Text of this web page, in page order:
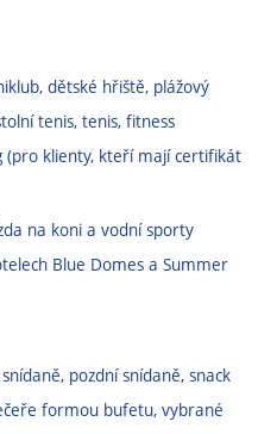
dětské hřiště, plážový
tenis, tenis, fitness
(pro klienty, kteří mají certifikát
na koni a vodní sporty
Blue Domes a Summer
pozdní snídaně, snack
formou bufetu, vybrané